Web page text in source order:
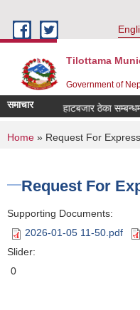
Tilottama
Government of
समाचार हाटबजार ठेका सम्बन्धमा।
You are here
Home » Request For
Request For
Supporting Documents:
2026-01-05 11-50.pdf
Slider:
0